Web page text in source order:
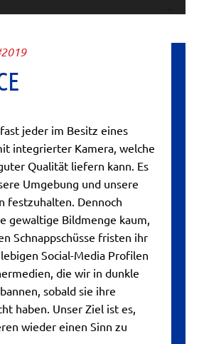
jeder im Besitz eines
integrierter Kamera, welche
Qualität liefern kann. Es
Umgebung und unsere
festzuhalten. Dennoch
gewaltige Bildmenge kaum,
Schnappschüsse fristen ihr
Social-Media Profilen
die wir in dunkle
sobald sie ihre
haben. Unser Ziel ist es,
wieder einen Sinn zu